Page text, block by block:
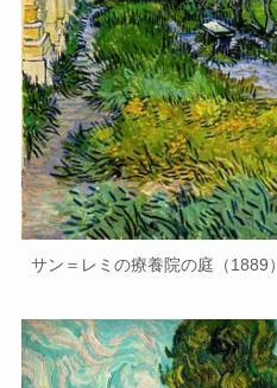
サン＝レミの療養院の庭（1889